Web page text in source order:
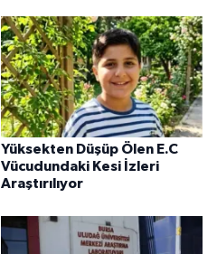
Yüksekten Düşüp Ölen E.C
Vücudundaki Kesi İzleri
Araştırılıyor